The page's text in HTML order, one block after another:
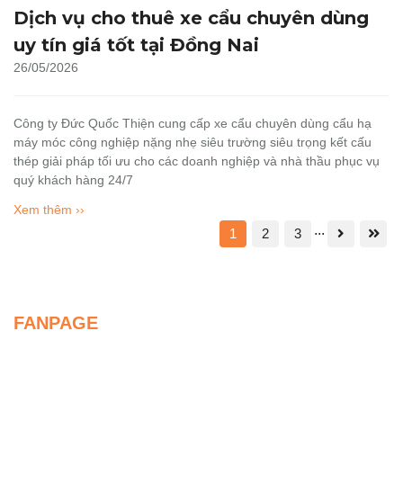
Dịch vụ cho thuê xe cẩu chuyên dùng
uy tín giá tốt tại Đồng Nai
26/05/2026
Công ty Đức Quốc Thiện cung cấp xe cẩu chuyên dùng cẩu hạ
máy móc công nghiệp nặng nhẹ siêu trường siêu trọng kết cấu
thép giải pháp tối ưu cho các doanh nghiệp và nhà thầu phục vụ
quý khách hàng 24/7
Xem thêm ››
1 2 3 ...
FANPAGE